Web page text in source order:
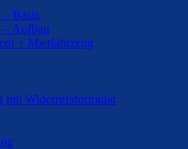
Basis
– Aufbau
+ Mietfahrzeug
mit Widerrufsformular